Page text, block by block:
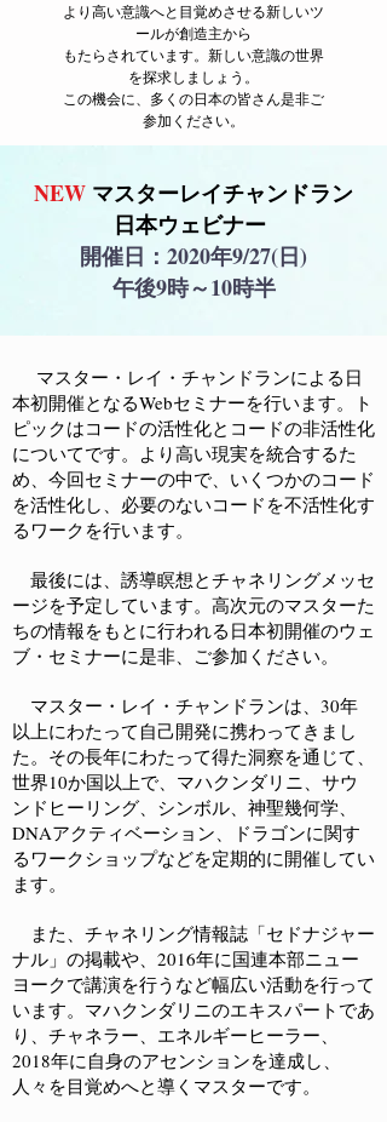
より高い意識へと目覚めさせる新しいツ
ールが創造主から
もたらされています。新しい意識の世界
を探求しましょう。
この機会に、多くの日本の皆さん是非ご
参加ください。
NEW マスターレイチャンドラン
日本ウェビナー
​開催日：2020年9/27(日)
午後9時～10時半
マスター・レイ・チャンドランによる日
本初開催となるWebセミナーを行います。ト
ピックはコードの活性化とコードの非活性化
についてです。より高い現実を統合するた
め、今回セミナーの中で、いくつかのコード
を活性化し、必要のないコードを不活性化す
るワークを行います。
最後には、誘導瞑想とチャネリングメッセ
ージを予定しています。高次元のマスターた
ちの情報をもとに行われる日本初開催のウェ
ブ・セミナーに是非、ご参加ください。
マスター・レイ・チャンドランは、30年
以上にわたって自己開発に携わってきまし
た。その長年にわたって得た洞察を通じて、
世界10か国以上で、マハクンダリニ、サウ
ンドヒーリング、シンボル、神聖幾何学、
DNAアクティベーション、ドラゴンに関す
るワークショップなどを定期的に開催してい
ます。
また、チャネリング情報誌「セドナジャー
ナル」の掲載や、2016年に国連本部ニュー
ヨークで講演を行うなど幅広い活動を行って
います。マハクンダリニのエキスパートであ
り、チャネラー、エネルギーヒーラー、
2018年に自身のアセンションを達成し、
人々を目覚めへと導くマスターです。